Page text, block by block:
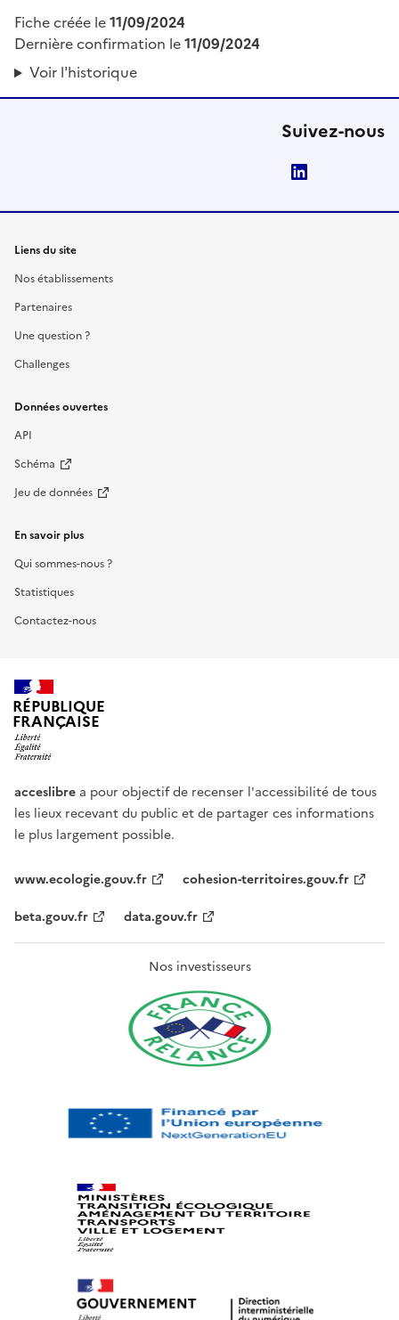
Fiche créée le11/09/2024
Dernière confirmation le11/09/2024
Voir l'historique
Suivez-nous
Liens du site
Nos établissements
Partenaires
Une question ?
Challenges
Données ouvertes
API
Schéma
Jeu de données
En savoir plus
Qui sommes-nous ?
Statistiques
Contactez-nous
RÉPUBLIQUE
FRANÇAISE
acceslibre a pour objectif de recenser l'accessibilité de tous
les lieux recevant du public et de partager ces informations
le plus largement possible.
www.ecologie.gouv.fr
cohesion-territoires.gouv.fr
beta.gouv.fr
data.gouv.fr
Nos investisseurs